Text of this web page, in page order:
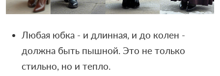
Любая юбка - и длинная, и до колен -
должна быть пышной. Это не только
стильно, но и тепло.